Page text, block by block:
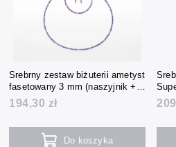
Srebrny zestaw biżuterii ametyst
fasetowany 3 mm (naszyjnik +
bransoletka + kolczyki)
194,30 zł
Do koszyka